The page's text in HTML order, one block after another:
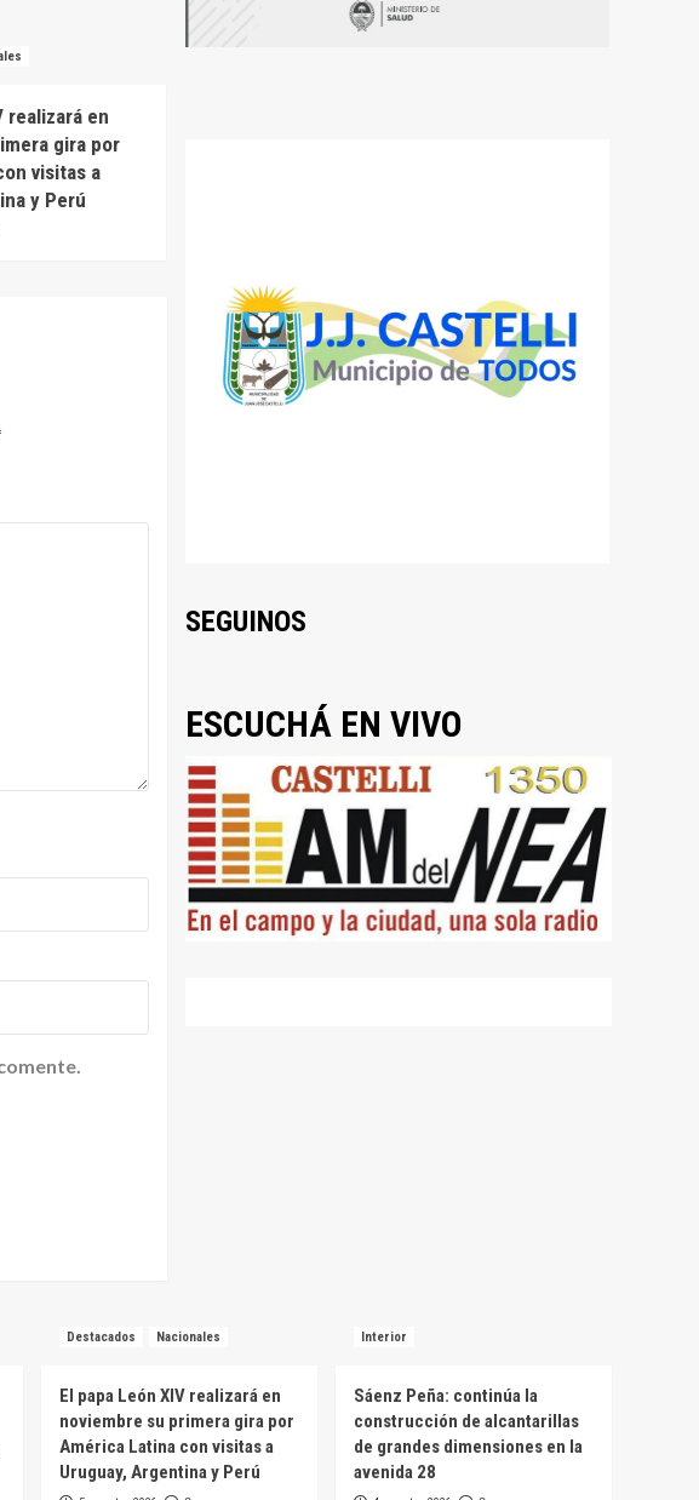
realizará en
gira por
visitas a
y Perú
SEGUINOS
ESCUCHÁ EN VIVO
Destacados Nacionales
El papa León XIV realizará en
noviembre su primera gira por
América Latina con visitas a
Uruguay, Argentina y Perú
Interior
Sáenz Peña: continúa la
construcción de alcantarillas
de grandes dimensiones en la
avenida 28